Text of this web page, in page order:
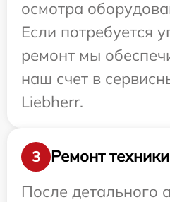
осмотра
Если потребуется
ремонт мы
наш счет в
Liebherr.
3
Ремонт техники
После детального